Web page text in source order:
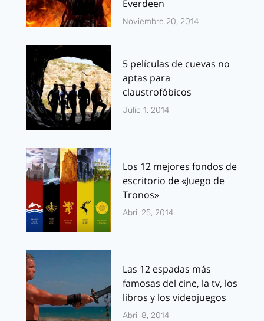
Everdeen
Noviembre 20, 2014
5 películas de cuevas no
aptas para
claustrofóbicos
Julio 1, 2014
Los 12 mejores fondos de
escritorio de «Juego de
Tronos»
Abril 25, 2014
Las 12 espadas más
famosas del cine, la tv, los
libros y los videojuegos
Abril 8, 2014